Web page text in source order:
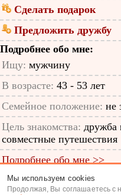
Сделать подарок
Предложить дружбу
Подробнее обо мне:
Ищу: мужчину
В возрасте: 43 - 53 лет
Семейное положение: не
Цель знакомства: дружба
совместные путешествия
Подробнее обо мне >>
ID анкеты: 64997248
Мы используем cookies
Продолжая, Вы соглашаетесь с